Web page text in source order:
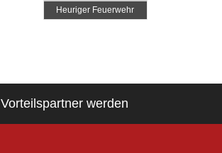
Heuriger Feuerwehr
Wagner
Vorteilspartner werden